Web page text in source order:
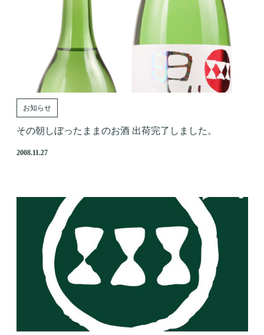
お知らせ
その朝しぼったままのお酒 出荷完了しました。
2008.11.27